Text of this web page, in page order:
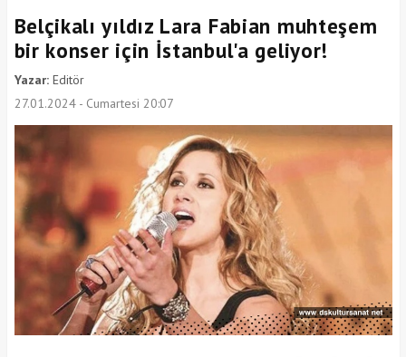
Belçikalı yıldız Lara Fabian muhteşem
bir konser için İstanbul'a geliyor!
Yazar:Editör
27.01.2024 - Cumartesi 20:07